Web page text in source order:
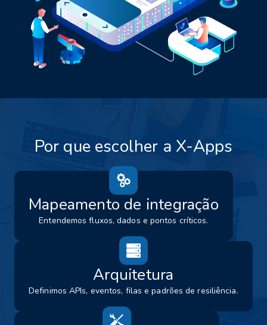
Por que escolher a X-Apps
Mapeamento de integração
Entendemos fluxos, dados e pontos críticos.
Arquitetura
Definimos APIs, eventos, filas e padrões de resiliência.